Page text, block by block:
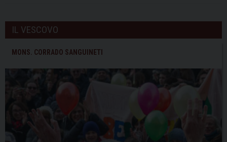
IL VESCOVO
MONS. CORRADO SANGUINETI